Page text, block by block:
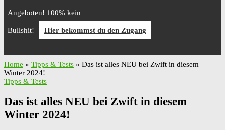
Angeboten! 100% kein
Bullshit! Hier bekommst du den Zugang
Home » Tipps & Tests » Das ist alles NEU bei Zwift in diesem
Winter 2024!
Tipps & Tests
Das ist alles NEU bei Zwift in diesem
Winter 2024!